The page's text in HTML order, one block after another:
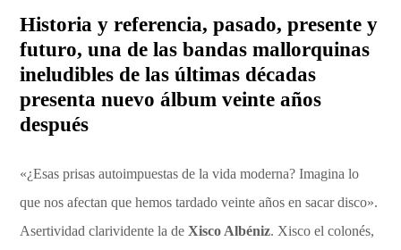
Historia y referencia, pasado, presente y
futuro, una de las bandas mallorquinas
ineludibles de las últimas décadas
presenta nuevo álbum veinte años
después
«¿Esas prisas autoimpuestas de la vida moderna? Imagina lo
que nos afectan que hemos tardado veinte años en sacar disco».
Asertividad clarividente la deXisco Albéniz. Xisco el colonés,